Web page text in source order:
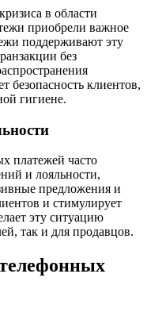
в области
приобрели важное
поддерживают эту
без
безопасность клиентов,
гигиене.
платежей часто
и лояльности,
предложения и
и стимулирует
эту ситуацию
так и для продавцов.